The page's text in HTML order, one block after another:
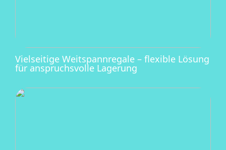
Vielseitige Weitspannregale – flexible Lösung
für anspruchsvolle Lagerung